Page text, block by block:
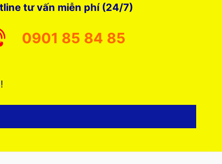
tư vấn miễn phí (24/7)
0901 85 84 85